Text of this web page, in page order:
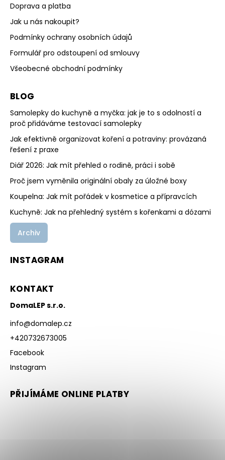
Doprava a platba
Jak u nás nakoupit?
Podmínky ochrany osobních údajů
Formulář pro odstoupení od smlouvy
Všeobecné obchodní podmínky
BLOG
Samolepky do kuchyně a myčka: jak je to s odolností a
proč přidáváme testovací samolepky
Jak efektivně organizovat koření a potraviny: provázaná
řešení z praxe
Diář 2026: Jak mít přehled o rodině, práci i sobě
Proč jsem vyměnila originální obaly za úložné boxy
Koupelna: Jak mít pořádek v kosmetice a přípravcích
Kuchyně: Jak na přehledný systém s kořenkami a dózami
Archiv
INSTAGRAM
KONTAKT
DomaLEP s.r.o.
info@domalep.cz
+420732673005
Facebook
Instagram
PŘIJÍMÁME ONLINE PLATBY